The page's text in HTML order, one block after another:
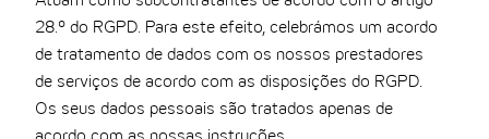
28.º do RGPD. Para este efeito, celebrámos um acordo
de tratamento de dados com os nossos prestadores
de serviços de acordo com as disposições do RGPD.
Os seus dados pessoais são tratados apenas de